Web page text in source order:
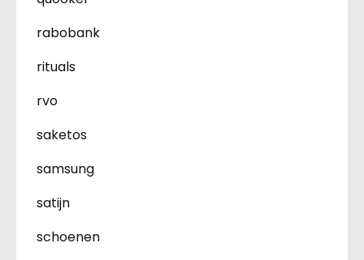
rabobank
rituals
rvo
saketos
samsung
satijn
schoenen